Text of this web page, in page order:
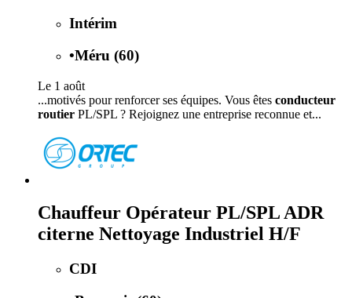
Intérim
•Méru (60)
Le 1 août
...motivés pour renforcer ses équipes. Vous êtes conducteur
routier PL/SPL ? Rejoignez une entreprise reconnue et...
Chauffeur Opérateur PL/SPL ADR
citerne Nettoyage Industriel H/F
CDI